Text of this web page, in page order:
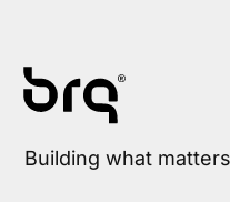
Building what matters